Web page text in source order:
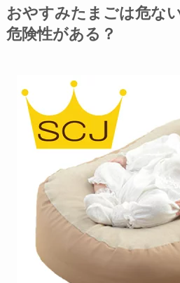
おやすみたまごは危な
危険性がある？